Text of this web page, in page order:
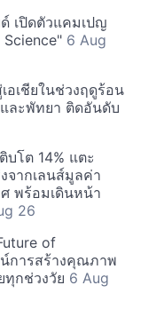
เปิดตัวแคมเปญ
6 Aug
อเชียในช่วงฤดูร้อน
ละพัทยา ติดอันดับ
บโต 14% แตะ
จากเลนส์มูลค่า
พร้อมเดินหน้า
26
of
การสร้างคุณภาพ
ทุกช่วงวัย 6 Aug